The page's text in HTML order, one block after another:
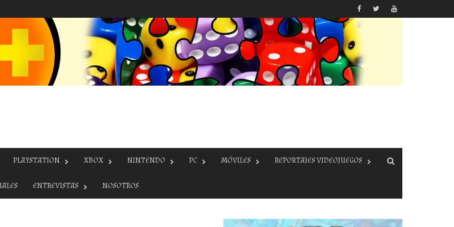
PLAYSTATION XBOX NINTENDO PC MÓVILES REPORTAJES VIDEOJUEGOS
ENTREVISTAS NOSOTROS